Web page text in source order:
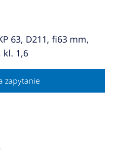
63, D211, fi63 mm,
kl. 1,6
zapytanie